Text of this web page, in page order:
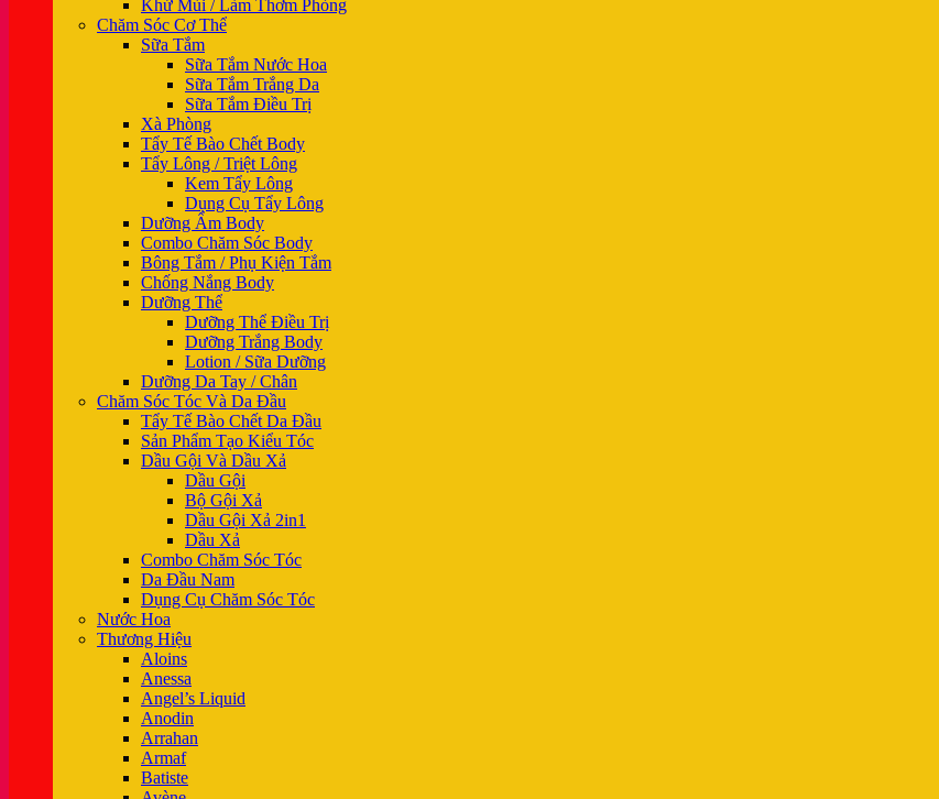
Khử Mùi / Làm Thơm Phòng
Chăm Sóc Cơ Thể
Sữa Tắm
Sữa Tắm Nước Hoa
Sữa Tắm Trắng Da
Sữa Tắm Điều Trị
Xà Phòng
Tẩy Tế Bào Chết Body
Tẩy Lông / Triệt Lông
Kem Tẩy Lông
Dụng Cụ Tẩy Lông
Dưỡng Ẩm Body
Combo Chăm Sóc Body
Bông Tắm / Phụ Kiện Tắm
Chống Nắng Body
Dưỡng Thể
Dưỡng Thể Điều Trị
Dưỡng Trắng Body
Lotion / Sữa Dưỡng
Dưỡng Da Tay / Chân
Chăm Sóc Tóc Và Da Đầu
Tẩy Tế Bào Chết Da Đầu
Sản Phẩm Tạo Kiểu Tóc
Dầu Gội Và Dầu Xả
Dầu Gội
Bộ Gội Xả
Dầu Gội Xả 2in1
Dầu Xả
Combo Chăm Sóc Tóc
Da Đầu Nam
Dụng Cụ Chăm Sóc Tóc
Nước Hoa
Thương Hiệu
Aloins
Anessa
Angel’s Liquid
Anodin
Arrahan
Armaf
Batiste